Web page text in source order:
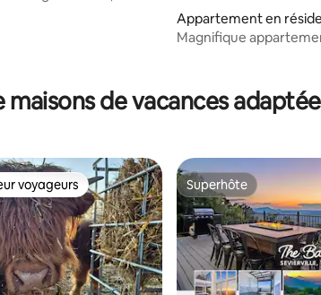
de 106 commentaires : 4,96 sur 5
Appartement en
⋅ Townsend
Magnifique
maisons de vacances
voyageurs les plus appréciés
voyageurs Superhôte
Superhôte